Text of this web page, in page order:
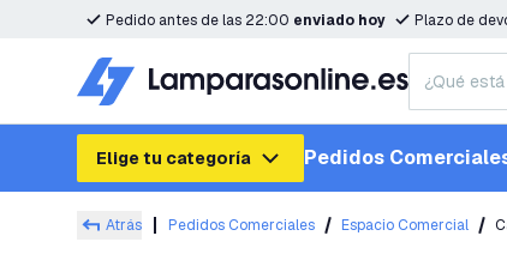
Pedido antes de las 22:00 enviado hoy Plazo de
Elige tu categoría Pedidos
Atrás Pedidos Comerciales Espacio Comercial